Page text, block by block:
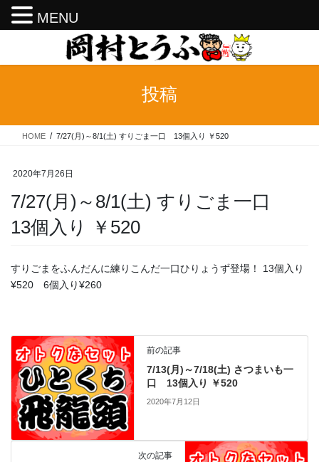
テ
ス
ゲ
ン
投稿
HOME 7/27(月)～8/1(土) すりごま一口 13個入り ￥520
2020年7月26日
7/27(月)～8/1(土) すりごま一口
13個入り ￥520
すりごまをふんだんに練りこんだ一口ひりょうず登場！ 13個入り
¥520 6個入り¥260
前の記事
7/13(月)～7/18(土) さつまいも一
口 13個入り ￥520
2020年7月12日
次の記事
MENU